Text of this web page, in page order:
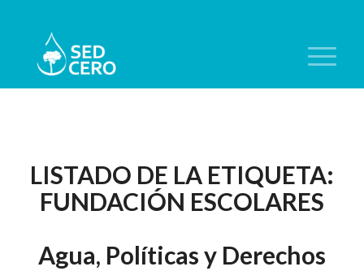
LISTADO DE LA ETIQUETA:
FUNDACIÓN ESCOLARES
Agua, Políticas y Derechos